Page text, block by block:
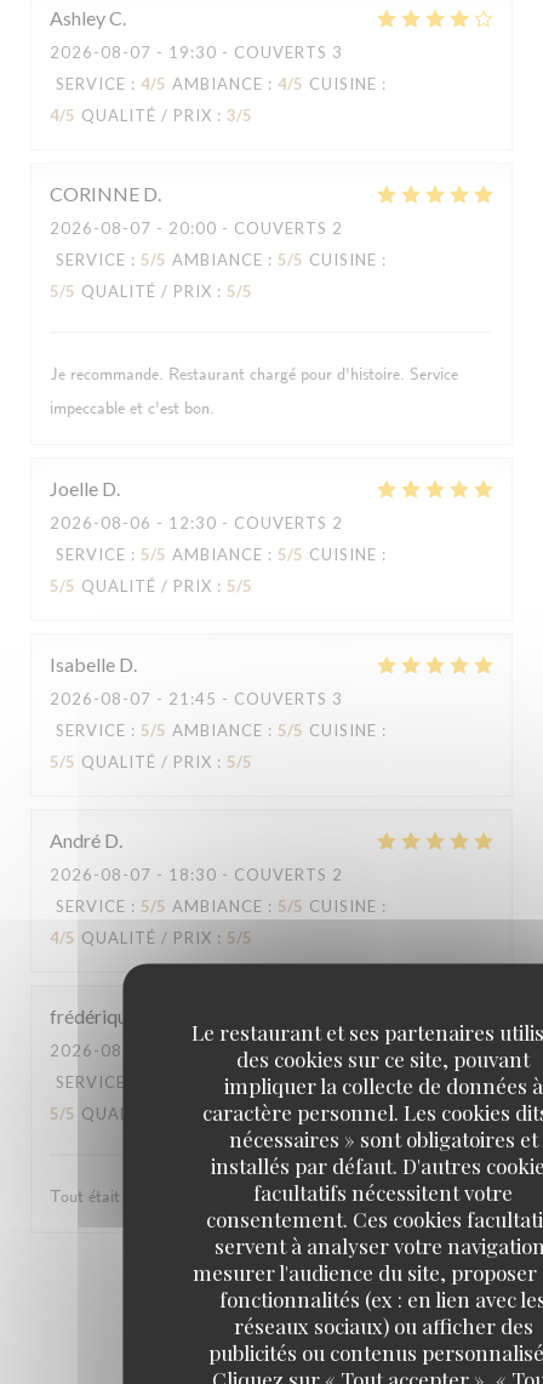
Le restaurant et ses partenaires
des cookies sur ce site, pouvant
impliquer la collecte de données à
caractère personnel. Les cookies
nécessaires » sont obligatoires et
installés par défaut. D'autres
facultatifs nécessitent votre
consentement. Ces cookies
servent à analyser votre
mesurer l'audience du site, proposer
fonctionnalités (ex : en lien avec
réseaux sociaux) ou afficher des
publicités ou contenus
Cliquez sur « Tout accepter », «
AshleyC
2026-08-07 - 19:30 - COUVERTS 3
SERVICE : 4/5 AMBIANCE : 4/5 CUISINE :
4/5 QUALITÉ / PRIX : 3/5
CORINNE D
2026-08-07 - 20:00 - COUVERTS 2
SERVICE : 5/5 AMBIANCE : 5/5 CUISINE :
5/5 QUALITÉ / PRIX : 5/5
Je recommande. Restaurant chargé pour d'histoire. Service
impeccable et c'est bon.
Joelle D
2026-08-06 - 12:30 - COUVERTS 2
SERVICE : 5/5 AMBIANCE : 5/5 CUISINE :
5/5 QUALITÉ / PRIX : 5/5
Isabelle D
2026-08-07 - 21:45 - COUVERTS 3
SERVICE : 5/5 AMBIANCE : 5/5 CUISINE :
5/5 QUALITÉ / PRIX : 5/5
André D
2026-08-07 - 18:30 - COUVERTS 2
SERVICE : 5/5 AMBIANCE : 5/5 CUISINE :
4/5 QUALITÉ / PRIX : 5/5
frédérique
2026-08-07
- 19:45 - COUVERTS 4
SERVICE
AMBIANCE: 5/5 CUISINE:
5/5 QUALITÉ / PRIX: 5/5
Tout était parfait, service de qualité et cadre magnifique !
1 2 3